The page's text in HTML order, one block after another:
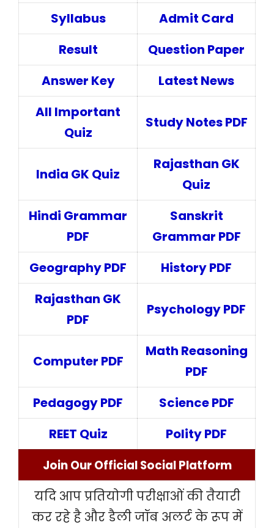
Syllabus
Admit Card
Result
Question Paper
Answer Key
Latest News
All Important
Quiz
Study Notes PDF
India GK Quiz
Rajasthan GK
Quiz
Hindi Grammar
PDF
Sanskrit
Grammar PDF
Geography PDF
History PDF
Rajasthan GK
PDF
Psychology PDF
Computer PDF
Math Reasoning
PDF
Pedagogy PDF
Science PDF
REET Quiz
Polity PDF
Join Our Official Social Platform
यदि आप प्रतियोगी परीक्षाओं की तैयारी
कर रहे है और डैली जॉब अलर्ट के रूप में